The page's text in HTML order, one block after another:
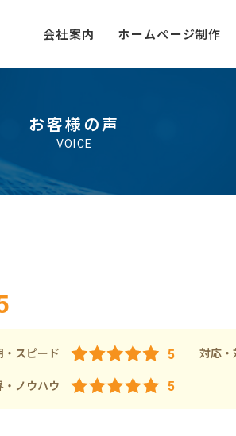
会社案内 ホームページ制作
お客様の声
VOICE
・スピード 5 対応・
・ノウハウ 5